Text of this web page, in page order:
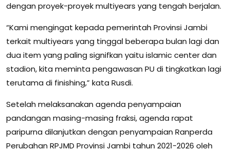
dengan proyek-proyek multiyears yang tengah berjalan.
“Kami mengingat kepada pemerintah Provinsi Jambi
terkait multiyears yang tinggal beberapa bulan lagi dan
dua item yang paling signifkan yaitu islamic center dan
stadion, kita meminta pengawasan PU di tingkatkan lagi
terutama di finishing,” kata Rusdi.
Setelah melaksanakan agenda penyampaian
pandangan masing-masing fraksi, agenda rapat
paripurna dilanjutkan dengan penyampaian Ranperda
Perubahan RPJMD Provinsi Jambi tahun 2021-2026 oleh